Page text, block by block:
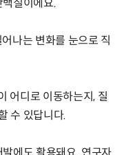
나는 변화를 눈으로 직
어디로 이동하는지, 질
수 있답니다.